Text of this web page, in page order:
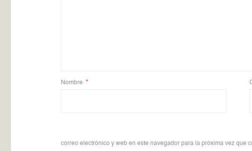
Nombre *
correo electrónico y web en este navegador para la próxima vez que